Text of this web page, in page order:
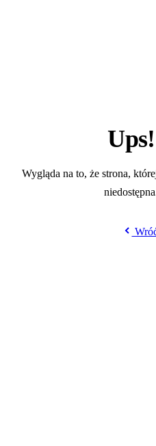
Wygląda na to, że strona,